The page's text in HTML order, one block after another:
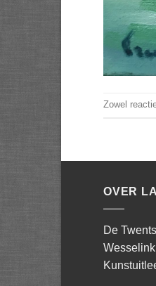
Zowel
OVER
De